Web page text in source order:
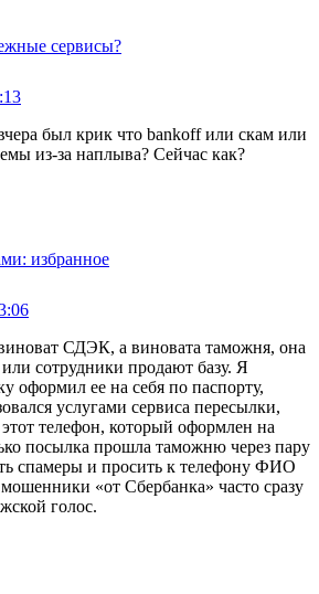
сервисы?
был крик что bankoff или скам или
из-за наплыва? Сейчас как?
избранное
СДЭК, а виновата таможня, она
сотрудники продают базу. Я
оформил ее на себя по паспорту,
услугами сервиса пересылки,
этот телефон, который оформлен на
посылка прошла таможню через пару
спамеры и просить к телефону ФИО
«от Сбербанка» часто сразу
голос.